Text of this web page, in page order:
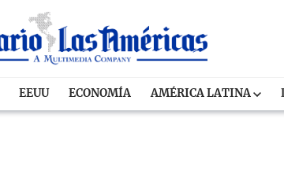
EEUU ECONOMÍA AMÉRICA LATINA